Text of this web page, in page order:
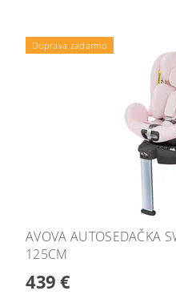
Doprava zadarmo
AVOVA AUTOSEDAČKA
125CM
439 €